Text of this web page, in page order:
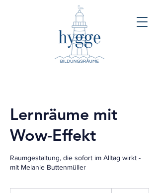
Lernräume mit
Wow-Effekt
Raumgestaltung, die sofort im Alltag wirkt -
mit Melanie Buttenmüller